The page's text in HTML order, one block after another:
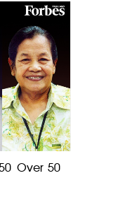
Over 50